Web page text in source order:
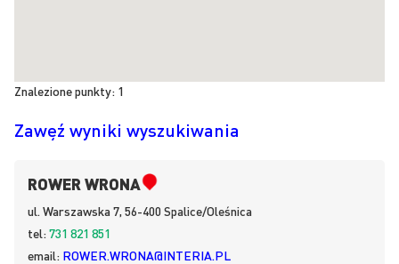
Znalezione punkty: 1
Zawęź wyniki wyszukiwania
ROWER WRONA
ul. Warszawska 7, 56-400 Spalice/Oleśnica
tel:731 821 851
email: ROWER.WRONA@INTERIA.PL